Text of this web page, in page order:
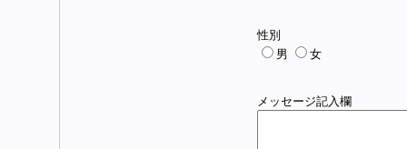
性別
男
女
メッセージ記入欄